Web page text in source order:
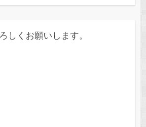
しくお願いします。